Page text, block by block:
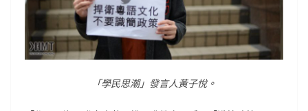
「學民思潮」發言人黃子悅。